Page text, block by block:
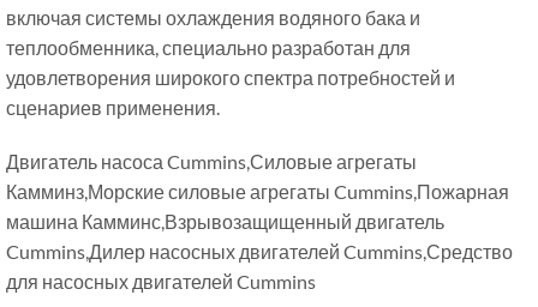
включая системы охлаждения водяного бака и
теплообменника, специально разработан для
удовлетворения широкого спектра потребностей и
сценариев применения.
Двигатель насоса Cummins,Силовые агрегаты
Камминз,Морские силовые агрегаты Cummins,Пожарная
машина Камминс,Взрывозащищенный двигатель
Cummins,Дилер насосных двигателей Cummins,Средство
для насосных двигателей Cummins